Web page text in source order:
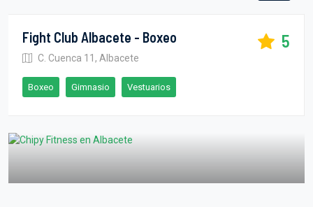
Fight Club Albacete - Boxeo
C. Cuenca 11, Albacete
5
Boxeo Gimnasio Vestuarios